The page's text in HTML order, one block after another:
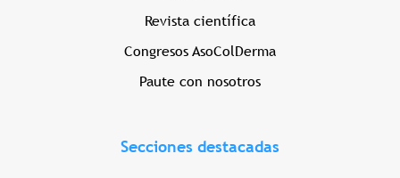
Revista científica
Congresos AsoColDerma
Paute con nosotros
Secciones destacadas